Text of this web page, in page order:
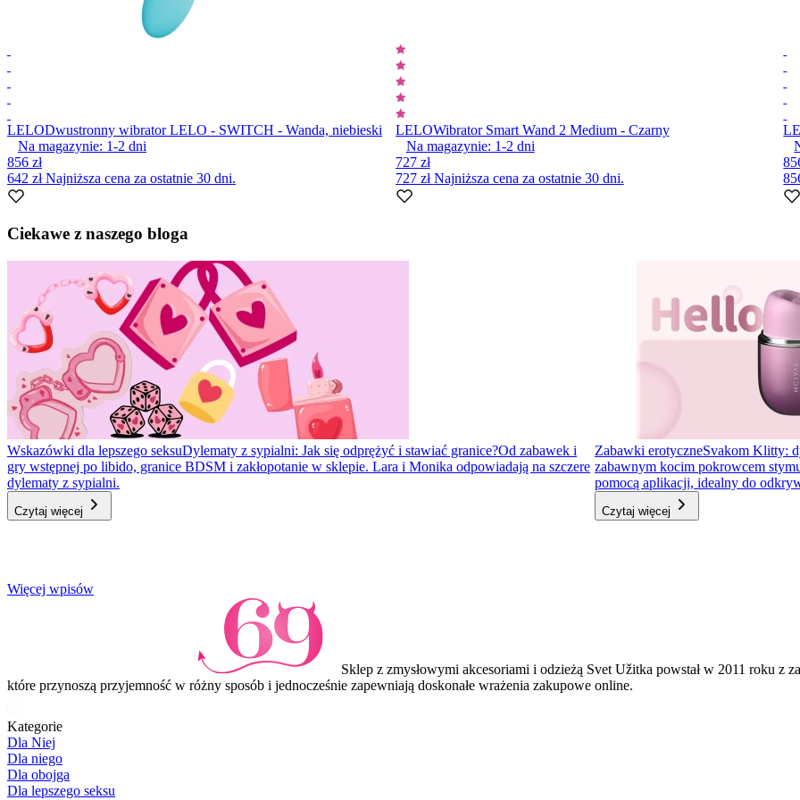
LELODwustronny wibrator LELO - SWITCH - Wanda, niebieski
Na magazynie: 1-2 dni
856 zł
642 złNajniższa cena za ostatnie 30 dni.
LELOWibrator Smart Wand 2 Medium - Czarny
Na magazynie: 1-2 dni
727 zł
727 złNajniższa cena za ostatnie 30 dni.
1
10
Ciekawe z naszego bloga
Wskazówki dla lepszego seksuDylematy z sypialni: Jak się odprężyć i stawiać granice?Od zabawek i
gry wstępnej po libido, granice BDSM i zakłopotanie w sklepie. Lara i Monika odpowiadają na szczere
dylematy z sypialni.
Czytaj więcej
Zabawki erotyczneSvakom Klitty:
zabawnym kocim pokrowcem
pomocą aplikacji, idealny do
Czytaj więcej
Item
Więcej wpisów
Sklep z zmysłowymi akcesoriami i odzieżą Svet Užitka powstał w 2011 roku z
które przynoszą przyjemność w różny sposób i jednocześnie zapewniają doskonałe wrażenia zakupowe online.
Kategorie
Dla Niej
Dla niego
Dla obojga
Dla lepszego seksu